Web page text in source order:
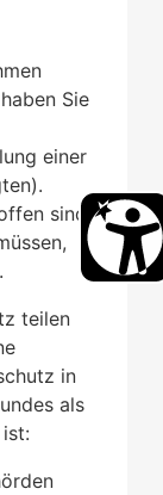
Sie
einer
sind
teilen
in
als